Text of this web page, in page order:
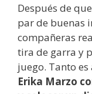
Después de
par de buenas
compañeras
tira de garra y
juego. Tanto
Erika Marzo